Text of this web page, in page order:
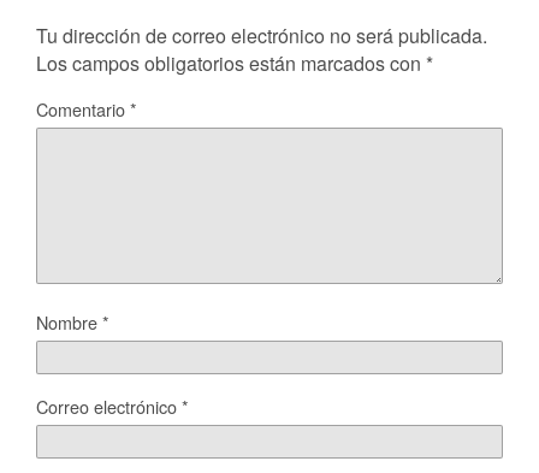
Tu dirección de correo electrónico no será publicada.
Los campos obligatorios están marcados con *
Comentario*
Nombre*
Correo electrónico*